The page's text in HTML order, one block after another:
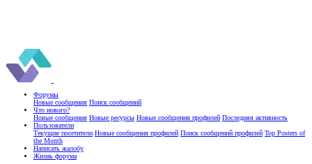
Форумы
Новые сообщения Поиск сообщений
Что нового?
Новые сообщения Новые ресурсы Новые сообщения профилей Последняя активность
Пользователи
Текущие посетители Новые сообщения профилей Поиск сообщений профилей Top Posters of
the Month
Написать жалобу
Жизнь форума